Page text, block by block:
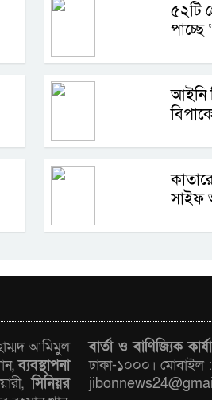
৫২টি
পাচ্ছে
আইনি
সাইফ
আমিমুল
ব্যবস্থাপনা
সিনিয়র
বার্তা ও বাণিজ্যিক
ঢাকা-১০০০।